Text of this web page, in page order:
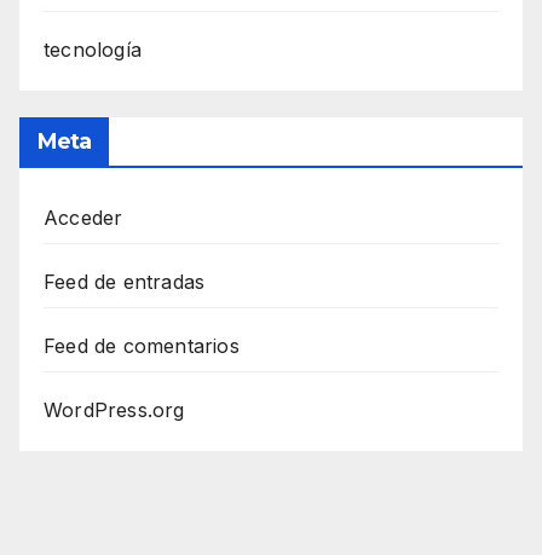
tecnología
Meta
Acceder
Feed de entradas
Feed de comentarios
WordPress.org